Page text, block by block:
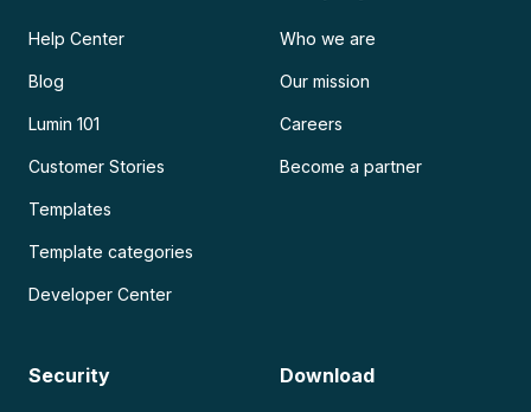
Help Center
Blog
Lumin 101
Customer Stories
Templates
Template categories
Developer Center
Who we are
Our mission
Careers
Become a partner
Security Download